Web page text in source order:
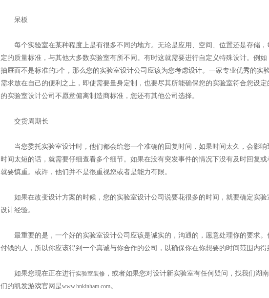
呆板
每个实验室在某种程度上是有很多不同的地方。无论是应用、空间、位置还是存储，
定的质量标准，与其他大多数实验室有所不同。有时这就需要进行自定义特殊设计。例
抽屉而不是标准的5个，那么您的实验室设计公司应该为您考虑设计。一家专业优秀的实
需求放在自己的便利之上，即使需要量身定制，也要尽其所能确保您的实验室符合您设
的实验室设计公司不愿意偏离制造商标准，您还有其他公司选择。
交货周期长
当您委托实验室设计时，他们都会给您一个准确的回复时间，如果时间太久，会影响
时间太短的话，就需要仔细查看多个细节。如果在没有突发事件的情况下没有及时回复
就要慎重。或许，他们并不是很重视您或者是能力有限。
如果在改变设计方案的时候，您的实验室设计公司说要花很多的时间，就要确定实验
设计经验。
最重要的是，一个好的实验室设计公司应该是诚实的，沟通的，愿意处理你的要求。
付钱的人，所以你应该得到一个真诚与你合作的公司，以确保你在你想要的时间范围内得
如果您现在正在进行实验室装修 ，或者如果您对设计新实验室有任何疑问，找我们湖
们的凯发游戏官网是www.hnkinham.com。